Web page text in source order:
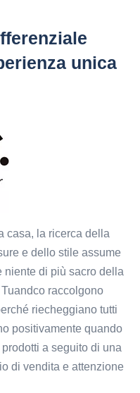
unica
casa, la ricerca della
e dello stile assume
niente di più sacro della
raccolgono
riecheggiano tutti
positivamente quando
a seguito di una
di vendita e attenzione